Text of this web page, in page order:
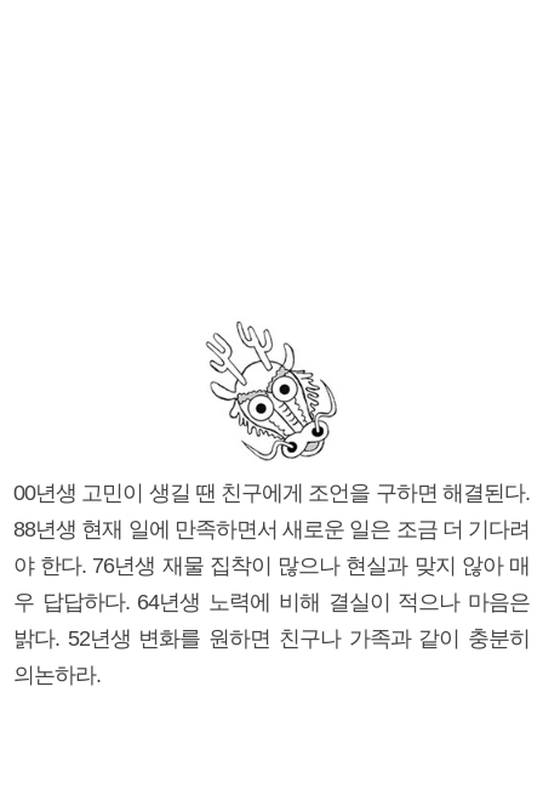
00년생 고민이 생길 땐 친구에게 조언을 구하면 해결된다.
88년생 현재 일에 만족하면서 새로운 일은 조금 더 기다려
야 한다. 76년생 재물 집착이 많으나 현실과 맞지 않아 매
우 답답하다. 64년생 노력에 비해 결실이 적으나 마음은
밝다. 52년생 변화를 원하면 친구나 가족과 같이 충분히
의논하라.